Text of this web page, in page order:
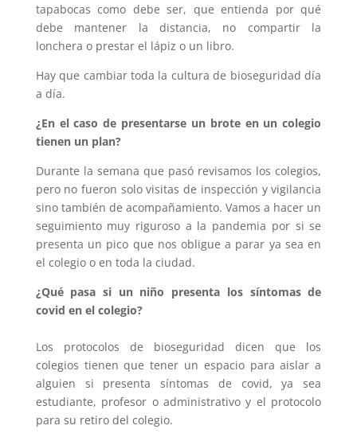
tapabocas como debe ser, que entienda por qué
debe mantener la distancia, no compartir la
lonchera o prestar el lápiz o un libro.
Hay que cambiar toda la cultura de bioseguridad día
a día.
¿En el caso de presentarse un brote en un colegio
tienen un plan?
Durante la semana que pasó revisamos los colegios,
pero no fueron solo visitas de inspección y vigilancia
sino también de acompañamiento. Vamos a hacer un
seguimiento muy riguroso a la pandemia por si se
presenta un pico que nos obligue a parar ya sea en
el colegio o en toda la ciudad.
¿Qué pasa si un niño presenta los síntomas de
covid en el colegio?
Los protocolos de bioseguridad dicen que los
colegios tienen que tener un espacio para aislar a
alguien si presenta síntomas de covid, ya sea
estudiante, profesor o administrativo y el protocolo
para su retiro del colegio.